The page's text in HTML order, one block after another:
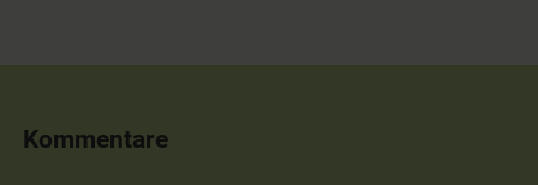
Kommentare